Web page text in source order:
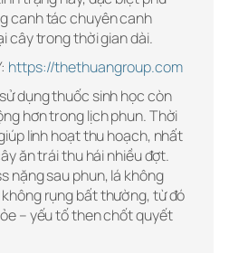
canh tác chuyên canh
cây trong thời gian dài.
https://thethuangroup.com
dụng thuốc sinh học còn
hơn trong lịch phun. Thời
linh hoạt thu hoạch, nhất
ăn trái thu hái nhiều đợt.
nặng sau phun, lá không
rụng bất thường, từ đó
– yếu tố then chốt quyết